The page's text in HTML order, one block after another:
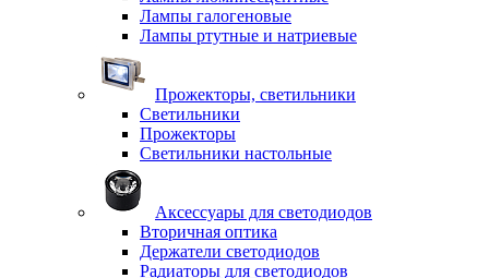
Лампы галогеновые
Лампы ртутные и натриевые
Прожекторы, светильники
Светильники
Прожекторы
Светильники настольные
Аксессуары для светодиодов
Вторичная оптика
Держатели светодиодов
Радиаторы для светодиодов